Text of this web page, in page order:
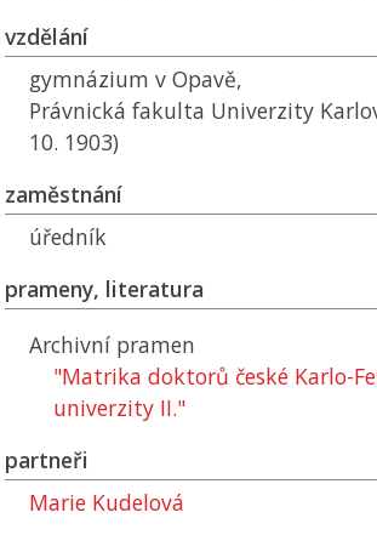
vzdělání
gymnázium v Opavě,
Právnická fakulta Univerzity
10. 1903)
zaměstnání
úředník
prameny, literatura
Archivní pramen
"Matrika doktorů české Karlo-
univerzity II."
partneři
Marie Kudelová